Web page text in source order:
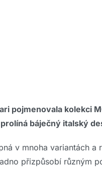
pojmenovala kolekci
báječný italský
v mnoha variantách
přizpůsobí různým